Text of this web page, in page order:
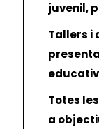
juvenil,
Tallers i
Totes
a